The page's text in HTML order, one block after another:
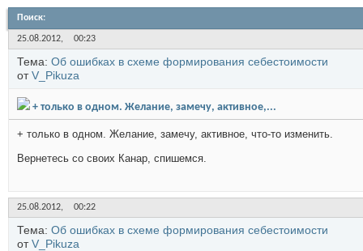
Поиск:
25.08.2012, 00:23
Тема: Об ошибках в схеме формирования себестоимости
отV_Pikuza
+ только в одном. Желание, замечу, активное,...
+ только в одном. Желание, замечу, активное, что-то изменить.
Вернетесь со своих Канар, спишемся.
25.08.2012, 00:22
Тема: Об ошибках в схеме формирования себестоимости
отV_Pikuza